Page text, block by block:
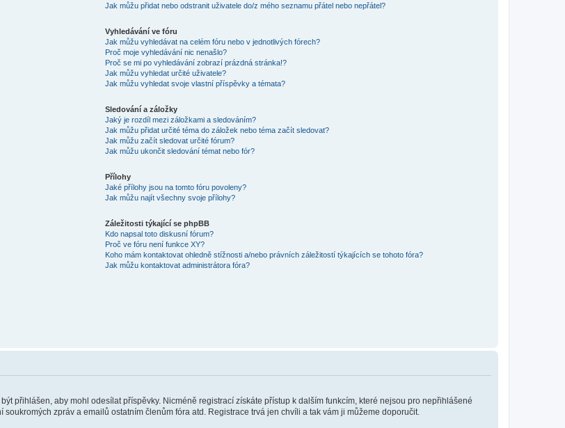
Jak můžu přidat nebo odstranit uživatele do/z mého seznamu přátel nebo nepřátel?
Vyhledávání ve fóru
Jak můžu vyhledávat na celém fóru nebo v jednotlivých fórech?
Proč moje vyhledávání nic nenašlo?
Proč se mi po vyhledávání zobrazí prázdná stránka!?
Jak můžu vyhledat určité uživatele?
Jak můžu vyhledat svoje vlastní příspěvky a témata?
Sledování a záložky
Jaký je rozdíl mezi záložkami a sledováním?
Jak můžu přidat určité téma do záložek nebo téma začít sledovat?
Jak můžu začít sledovat určité fórum?
Jak můžu ukončit sledování témat nebo fór?
Přílohy
Jaké přílohy jsou na tomto fóru povoleny?
Jak můžu najít všechny svoje přílohy?
Záležitosti týkající se phpBB
Kdo napsal toto diskusní fórum?
Proč ve fóru není funkce XY?
Koho mám kontaktovat ohledně stížnosti a/nebo právních záležitostí týkajících se tohoto fóra?
Jak můžu kontaktovat administrátora fóra?
přihlášen, aby mohl odesílat příspěvky. Nicméně registrací získáte přístup k dalším funkcím, které nejsou pro nepřihlášené
zpráv a emailů ostatním členům fóra atd. Registrace trvá jen chvíli a tak vám ji můžeme doporučit.